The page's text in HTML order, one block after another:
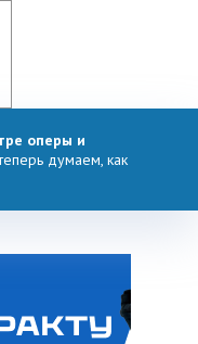
оперы и
думаем, как